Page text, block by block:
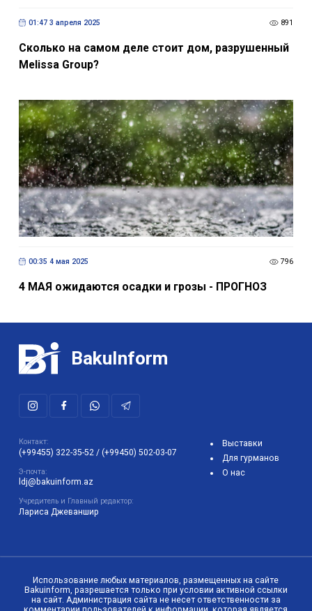
01:47 3 апреля 2025 891
Сколько на самом деле стоит дом, разрушенный
Melissa Group?
00:35 4 мая 2025 796
4 МАЯ ожидаются осадки и грозы - ПРОГНОЗ
BakuInform
Контакт:
(+99455) 322-35-52 / (+99450) 502-03-07
Э-почта:
ldj@bakuinform.az
Учредитель и Главный редактор:
Лариса Джеваншир
Выставки
Для гурманов
О нас
Использование любых материалов, размещенных на сайте
Bakuinform, разрешается только при условии активной ссылки
на сайт. Администрация сайта не несет ответственности за